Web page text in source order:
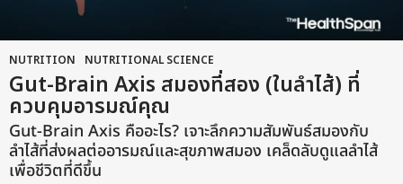
NUTRITION ,NUTRITIONAL SCIENCE
Gut-Brain Axis สมองที่สอง (ในลำไส้) ที่
ควบคุมอารมณ์คุณ
Gut-Brain Axis คืออะไร? เจาะลึกความสัมพันธ์สมองกับ
ลำไส้ที่ส่งผลต่ออารมณ์และสุขภาพสมอง เคล็ดลับดูแลลำไส้
เพื่อชีวิตที่ดีขึ้น